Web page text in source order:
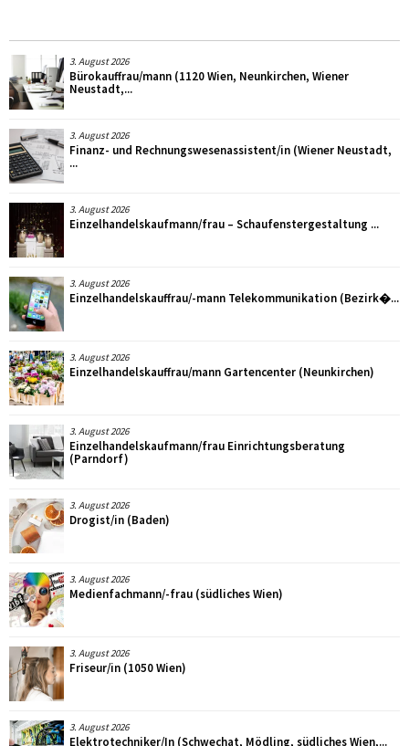
3. August 2026
Bürokauffrau/mann (1120 Wien, Neunkirchen, Wiener
Neustadt,...
3. August 2026
Finanz- und Rechnungswesenassistent/in (Wiener Neustadt,
...
3. August 2026
Einzelhandelskaufmann/frau – Schaufenstergestaltung ...
3. August 2026
Einzelhandelskauffrau/-mann Telekommunikation (Bezirk�...
3. August 2026
Einzelhandelskauffrau/mann Gartencenter (Neunkirchen)
3. August 2026
Einzelhandelskaufmann/frau Einrichtungsberatung
(Parndorf)
3. August 2026
Drogist/in (Baden)
3. August 2026
Medienfachmann/-frau (südliches Wien)
3. August 2026
Friseur/in (1050 Wien)
3. August 2026
Elektrotechniker/In (Schwechat, Mödling, südliches Wien,...